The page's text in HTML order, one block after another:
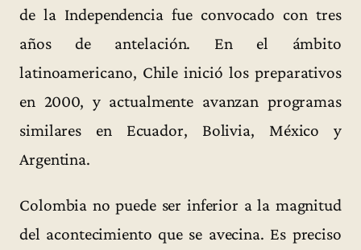
de la Independencia fue convocado con tres
años de antelación. En el ámbito
latinoamericano, Chile inició los preparativos
en 2000, y actualmente avanzan programas
similares en Ecuador, Bolivia, México y
Argentina.
Colombia no puede ser inferior a la magnitud
del acontecimiento que se avecina. Es preciso